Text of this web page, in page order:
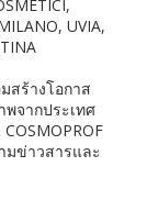
UVIA,
สร้างโอกาส
จากประเทศ
มข่าวสารและ